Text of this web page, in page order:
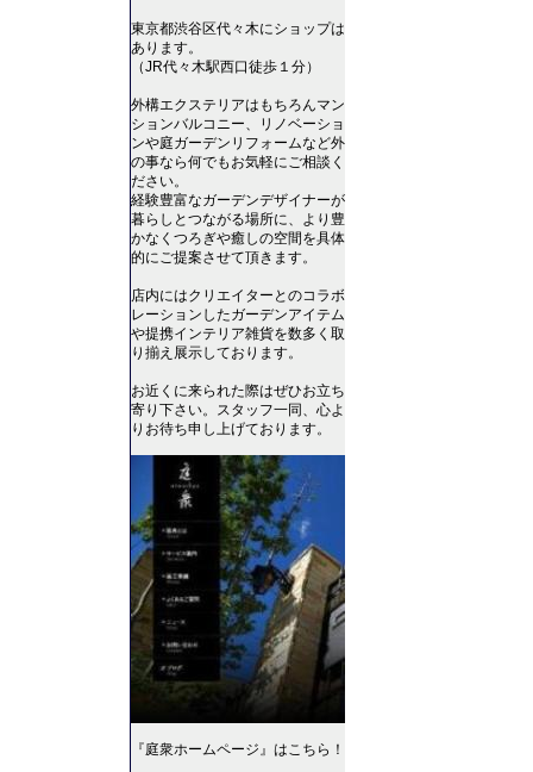
東京都渋谷区代々木にショップは
あります。
（JR代々木駅西口徒歩１分）
外構エクステリアはもちろんマン
ションバルコニー、リノベーショ
ンや庭ガーデンリフォームなど外
の事なら何でもお気軽にご相談く
ださい。
経験豊富なガーデンデザイナーが
暮らしとつながる場所に、より豊
かなくつろぎや癒しの空間を具体
的にご提案させて頂きます。
店内にはクリエイターとのコラボ
レーションしたガーデンアイテム
や提携インテリア雑貨を数多く取
り揃え展示しております。
お近くに来られた際はぜひお立ち
寄り下さい。スタッフ一同、心よ
りお待ち申し上げております。
『庭衆ホームページ』はこちら！